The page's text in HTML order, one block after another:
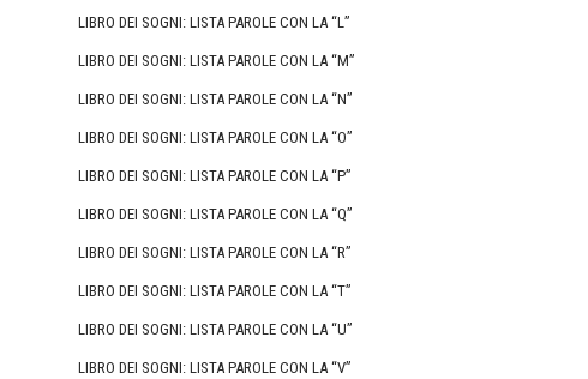
LIBRO DEI SOGNI: LISTA PAROLE CON LA “L”
LIBRO DEI SOGNI: LISTA PAROLE CON LA “M”
LIBRO DEI SOGNI: LISTA PAROLE CON LA “N”
LIBRO DEI SOGNI: LISTA PAROLE CON LA “O”
LIBRO DEI SOGNI: LISTA PAROLE CON LA “P”
LIBRO DEI SOGNI: LISTA PAROLE CON LA “Q”
LIBRO DEI SOGNI: LISTA PAROLE CON LA “R”
LIBRO DEI SOGNI: LISTA PAROLE CON LA “T”
LIBRO DEI SOGNI: LISTA PAROLE CON LA “U”
LIBRO DEI SOGNI: LISTA PAROLE CON LA “V”